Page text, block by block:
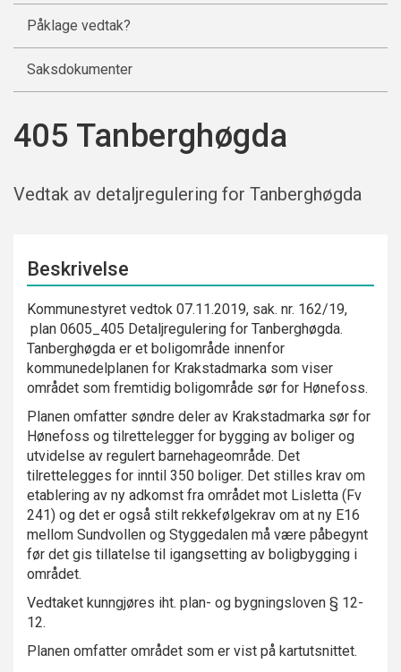
Påklage vedtak?
Saksdokumenter
405 Tanberghøgda
Vedtak av detaljregulering for Tanberghøgda
Beskrivelse
Kommunestyret vedtok 07.11.2019, sak. nr. 162/19,
plan 0605_405 Detaljregulering for Tanberghøgda.
Tanberghøgda er et boligområde innenfor
kommunedelplanen for Krakstadmarka som viser
området som fremtidig boligområde sør for Hønefoss.
Planen omfatter søndre deler av Krakstadmarka sør for
Hønefoss og tilrettelegger for bygging av boliger og
utvidelse av regulert barnehageområde. Det
tilrettelegges for inntil 350 boliger. Det stilles krav om
etablering av ny adkomst fra området mot Lisletta (Fv
241) og det er også stilt rekkefølgekrav om at ny E16
mellom Sundvollen og Styggedalen må være påbegynt
før det gis tillatelse til igangsetting av boligbygging i
området.
Vedtaket kunngjøres iht. plan- og bygningsloven § 12-
12.
Planen omfatter området som er vist på kartutsnittet.